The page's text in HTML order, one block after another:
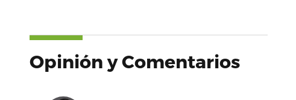
Opinión y Comentarios